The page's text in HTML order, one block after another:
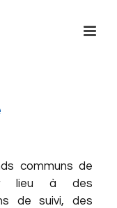
communs de
lieu à des
de suivi, des